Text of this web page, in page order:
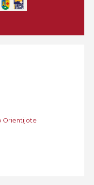
Orientijote